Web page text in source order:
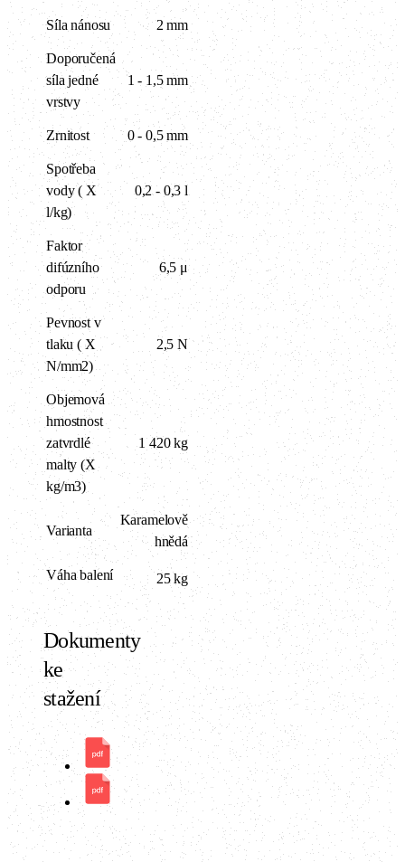
Síla nánosu 2 mm
Doporučená
síla jedné
vrstvy
1 - 1,5 mm
Zrnitost 0 - 0,5 mm
Spotřeba
vody ( X
l/kg)
0,2 - 0,3 l
Faktor
difúzního
odporu
6,5 μ
Pevnost v
tlaku ( X
N/mm2)
2,5 N
Objemová
hmostnost
zatvrdlé
malty (X
kg/m3)
1 420 kg
Varianta
Karamelově
hnědá
Váha balení 25 kg
Dokumenty
ke
stažení
Technický list -Art
Údržba hliněných omítek